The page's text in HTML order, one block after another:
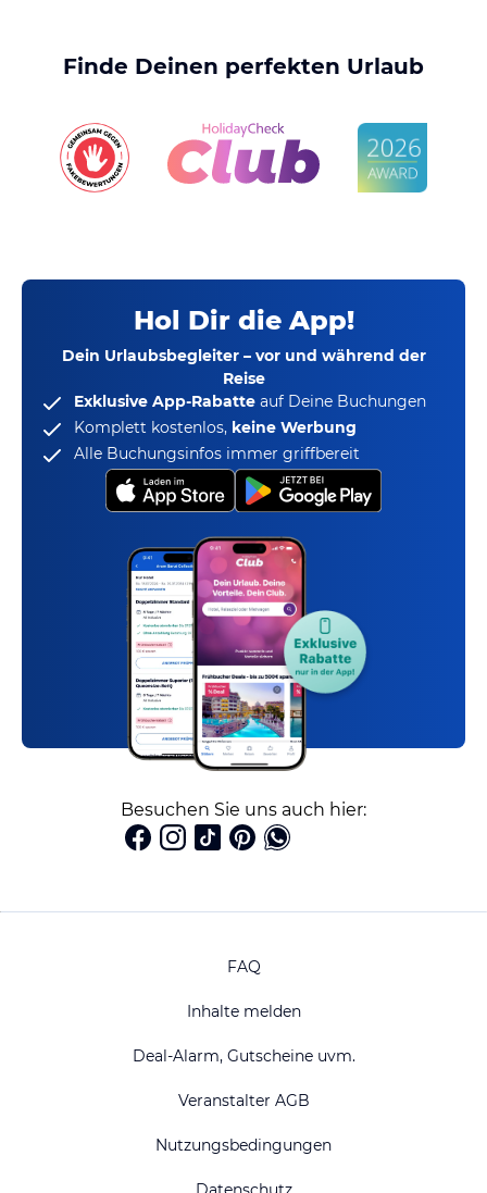
Finde Deinen perfekten Urlaub
Hol Dir die App!
Dein Urlaubsbegleiter – vor und während der
Reise
Exklusive App-Rabatte auf Deine Buchungen
Komplett kostenlos, keine Werbung
Alle Buchungsinfos immer griffbereit
Besuchen Sie uns auch hier:
FAQ
Inhalte melden
Deal-Alarm, Gutscheine uvm.
Veranstalter AGB
Nutzungsbedingungen